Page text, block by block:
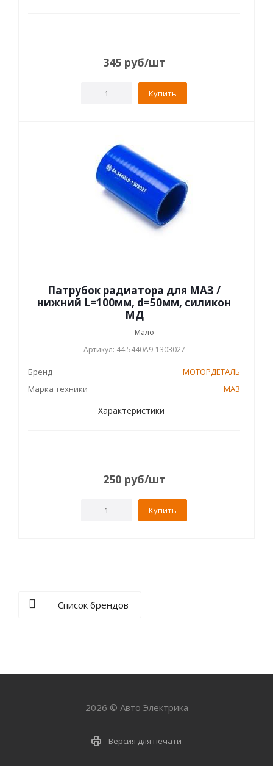
345 руб/шт
Купить
Патрубок радиатора для МАЗ /
нижний L=100мм, d=50мм, силикон
МД
Мало
Артикул: 44.5440А9-1303027
Бренд
МОТОРДЕТАЛЬ
Марка техники
МАЗ
Характеристики
250 руб/шт
Купить
Список брендов
2026 © Авто Электрика
Версия для печати